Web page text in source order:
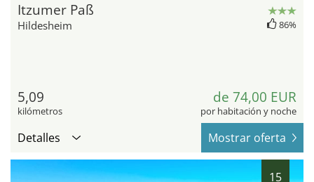
Itzumer Paß
Hildesheim 86%
5,09
kilómetros
de 74,00 EUR
por habitación y noche
Detalles Mostrar oferta
15